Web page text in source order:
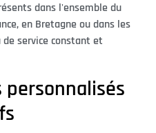
dans l'ensemble du
en Bretagne ou dans les
service constant et
personnalisés